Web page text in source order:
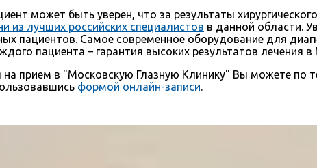
может быть уверен, что за результаты
из лучших российских специалистов в данной области.
пациентов. Самое современное оборудование для
пациента – гарантия высоких результатов лечения в
прием в "Московскую Глазную Клинику" Вы можете по
формой онлайн-записи.